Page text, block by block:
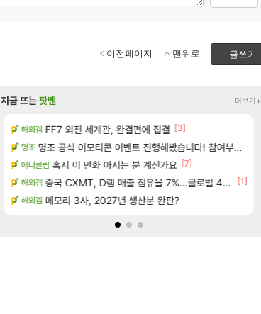
글쓰기
이전페이지 맨위로
리니지M 아떨린다 한시간후면 [16]
검은사막 대충 연구소요약 [5]
검은사막 풍풍풍 군왕주차가 씹이득 가성비라고 ????
메이플 현재 나무위키 실검 1위인 김규원 [84]
메이플 ㅇㅂ)진짜 개웃기네 ㅋㅋ [48]
지금 뜨는팟벤 더보기+
해외겜 FF7 외전 세계관, 완결편에 집결 [3]
명조 명조 공식 이모티콘 이벤트 진행해봤습니다! 참여부터 추첨까지????
애니클립 혹시 이 만화 아시는 분 계신가요 [7]
해외겜 중국 CXMT, D램 매출 점유율 7%…글로벌 4위로 부상
[1]
해외겜 메모리 3사, 2027년 생산분 완판?